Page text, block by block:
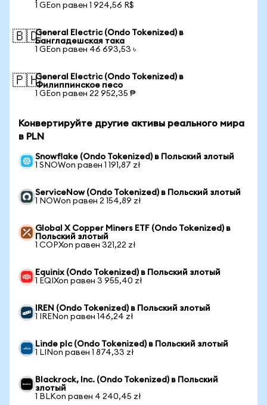
1 GEon равен 1 924,56 R$
🇧🇩General Electric (Ondo Tokenized) в
Бангладешская така
1 GEon равен 46 693,53 ৳
🇵🇭General Electric (Ondo Tokenized) в
Филиппинское песо
1 GEon равен 22 952,35 ₱
Конвертируйте другие активы реального мира
в PLN
Snowflake (Ondo Tokenized) в Польский злотый
1 SNOWon равен 1 191,87 zł
ServiceNow (Ondo Tokenized) в Польский злотый
1 NOWon равен 2 154,89 zł
Global X Copper Miners ETF (Ondo Tokenized) в
Польский злотый
1 COPXon равен 321,22 zł
Equinix (Ondo Tokenized) в Польский злотый
1 EQIXon равен 3 955,40 zł
IREN (Ondo Tokenized) в Польский злотый
1 IRENon равен 146,24 zł
Linde plc (Ondo Tokenized) в Польский злотый
1 LINon равен 1 874,33 zł
Blackrock, Inc. (Ondo Tokenized) в Польский
злотый
1 BLKon равен 4 240,45 zł